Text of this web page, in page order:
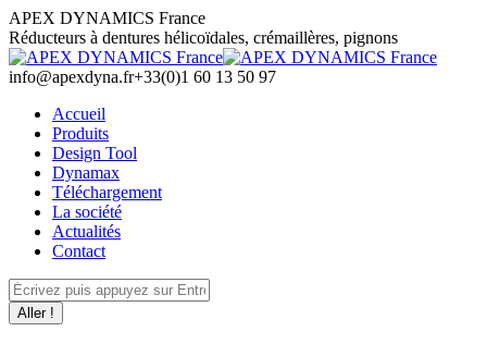
Aller
au
contenu
APEX DYNAMICS France
Réducteurs à dentures hélicoïdales, crémaillères, pignons
info@apexdyna.fr+33(0)1 60 13 50 97
Accueil
Produits
Design Tool
Dynamax
Téléchargement
La société
Actualités
Contact
Recherche
: